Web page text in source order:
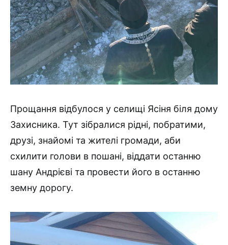
Прощання відбулося у селищі Ясіня біля дому
Захисника. Тут зібралися рідні, побратими,
друзі, знайомі та жителі громади, аби
схилити голови в пошані, віддати останню
шану Андрієві та провести його в останню
земну дорогу.